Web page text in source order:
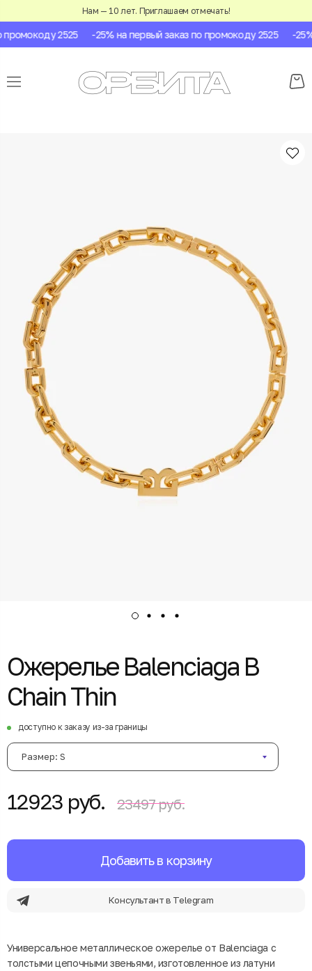
Нам — 10 лет. Приглашаем отмечать!
2525 -25% на первый заказ по промокоду 2525 -
Ожерелье Balenciaga B
Chain Thin
доступно к заказу из-за границы
Размер: S
12923 руб. 23497 руб.
Добавить в корзину
Консультант в Telegram
Универсальное металлическое ожерелье от Balenciaga с
толстыми цепочными звеньями, изготовленное из латуни